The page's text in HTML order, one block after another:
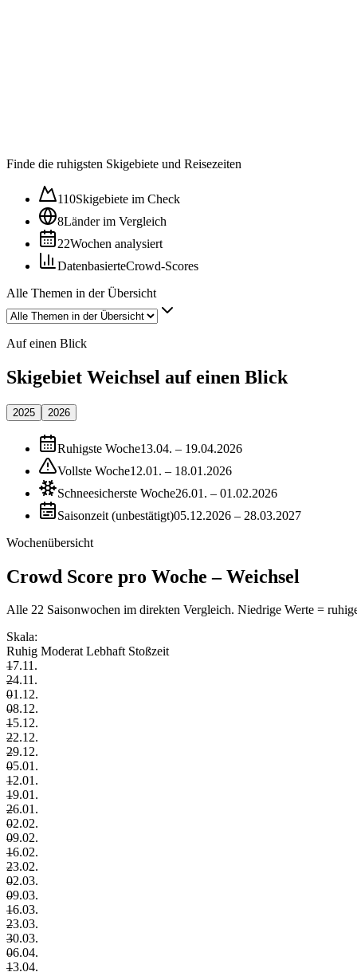
Finde die ruhigsten Skigebiete und Reisezeiten
110Skigebiete im Check
8Länder im Vergleich
22Wochen analysiert
DatenbasierteCrowd-Scores
Alle Themen in der Übersicht
Auf einen Blick
Skigebiet Weichsel auf einen Blick
2025 2026
Ruhigste Woche13.04. – 19.04.2026
Vollste Woche12.01. – 18.01.2026
Schneesicherste Woche26.01. – 01.02.2026
Saisonzeit (unbestätigt)05.12.2026 – 28.03.2027
Wochenübersicht
Crowd Score pro Woche – Weichsel
Alle 22 Saisonwochen im direkten Vergleich. Niedrige Werte =
Skala:
Ruhig Moderat Lebhaft Stoßzeit
–
17.11.
–
24.11.
–
01.12.
–
08.12.
–
15.12.
–
22.12.
–
29.12.
–
05.01.
–
12.01.
–
19.01.
–
26.01.
–
02.02.
–
09.02.
–
16.02.
–
23.02.
–
02.03.
–
09.03.
–
16.03.
–
23.03.
–
30.03.
–
06.04.
–
13.04.